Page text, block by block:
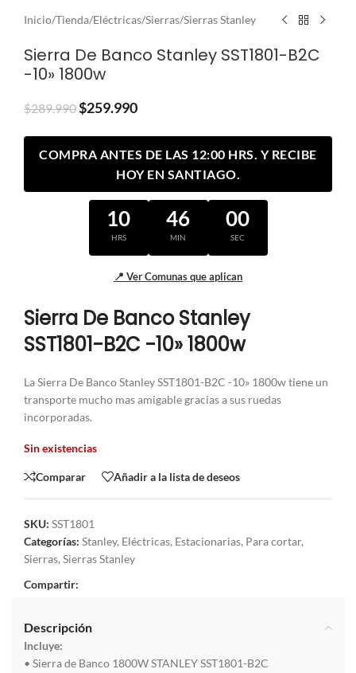
Inicio/Tienda/Eléctricas/Sierras/Sierras Stanley
Sierra De Banco Stanley SST1801-B2C
-10» 1800w
$289.990$259.990
COMPRA ANTES DE LAS 12:00 HRS. Y RECIBE
HOY EN SANTIAGO.
10
HRS
46
MIN
00
SEC
📍 Ver Comunas que aplican
Sierra De Banco Stanley
SST1801-B2C -10» 1800w
La Sierra De Banco Stanley SST1801-B2C -10» 1800w tiene un
transporte mucho mas amigable gracias a sus ruedas
incorporadas.
Sin existencias
Comparar Añadir a la lista de deseos
SKU: SST1801
Categorías: Stanley, Eléctricas, Estacionarias, Para cortar,
Sierras, Sierras Stanley
Compartir:
Descripción
Incluye:
• Sierra de Banco 1800W STANLEY SST1801-B2C